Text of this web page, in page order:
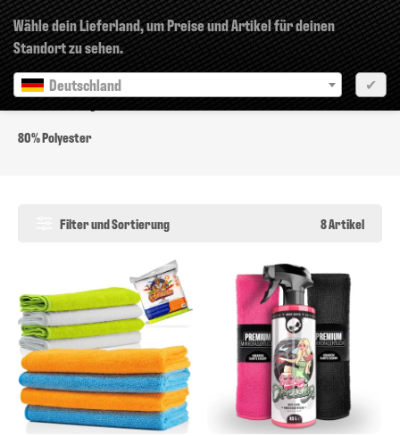
Wähle dein Lieferland, um Preise und Artikel für deinen
Standort zu sehen.
Deutschland
✔
80% Polyester
80% Polyester
Filter und Sortierung 8 Artikel